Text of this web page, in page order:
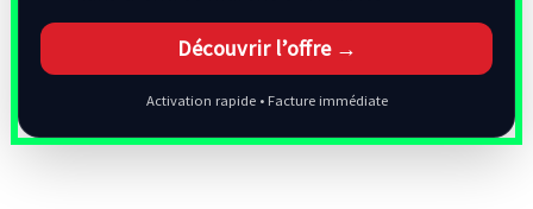
Découvrir l’offre →
Activation rapide • Facture immédiate